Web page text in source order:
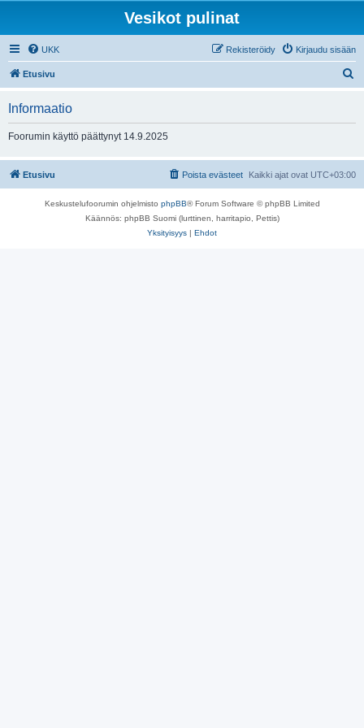
Vesikot pulinat
UKK Kirjaudu sisään
Rekisteröidy
Etusivu
Informaatio
Foorumin käyttö päättynyt 14.9.2025
Etusivu Kaikki ajat ovat UTC+03:00
Poista evästeet
Keskustelufoorumin ohjelmisto phpBB® Forum Software © phpBB Limited
Käännös: phpBB Suomi (lurttinen, harritapio, Pettis)
Yksityisyys | Ehdot